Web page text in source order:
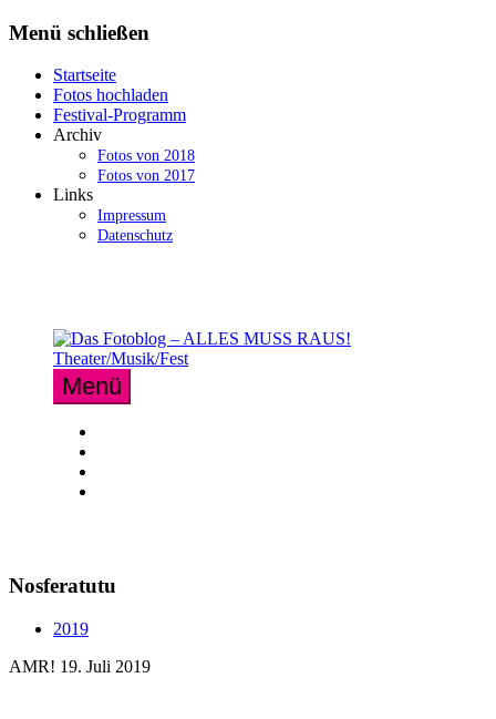
Zum
springen
Menü schließen
Startseite
Fotos hochladen
Festival-Programm
Archiv
Fotos von 2018
Fotos von 2017
Links
Impressum
Datenschutz
Menü
Nosferatutu
2019
AMR! 19. Juli 2019